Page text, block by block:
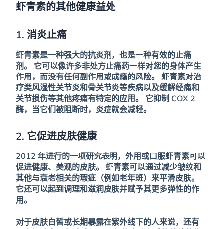
虾青素的其他健康益处
1. 消炎止痛
虾青素是一种强大的抗炎剂，也是一种有效的止痛
剂。 它可以像许多非处方止痛药一样对您的身体产生
作用，而没有任何副作用或成瘾的风险。虾青素对治
疗类风湿性关节炎和骨关节炎等疾病以及缓解经痛和
关节损伤等其他疼痛有特定的应用。 它抑制 COX 2
酶，当它们被阻断时，炎症就会减轻。
2. 它促进皮肤健康
2012 年进行的一项研究表明，外用或口服虾青素可以
促进健康、美观的皮肤。虾青素可以通过减少皱纹和
其他与衰老相关的瑕疵（例如老年斑）来平滑皮肤。
它还可以起到调理和滋润皮肤并赋予其更多弹性的作
用。
对于皮肤白皙或长期暴露在紫外线下的人来说，还有